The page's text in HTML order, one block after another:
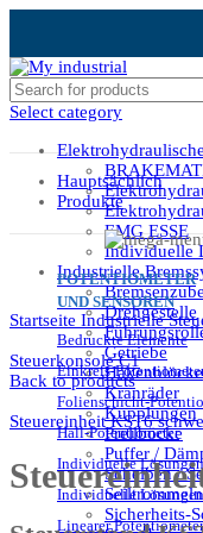
Select category
EMG ESSE
Individuelle
Industrielle
Drehgestelle
Getriebe
Hakenblöcke
Kranräder
Kupplungen
Prellböcke
Puffer /
Scheiben /
Seiltrommeln
Sicherheits-
Hauptsächlich
Produkte
POTENTIOMETER
UND SENSOREN
Bedruckte Elemente
Einkreis-
Folienschicht-
Hall-Potentiometer
Individuelle Lösungen
Individuelle
Linearer Potentiometer
Click to enlarge
Startseite Industrielle
Steuerkonsole C1
Back to products
Steuereinheit KST6